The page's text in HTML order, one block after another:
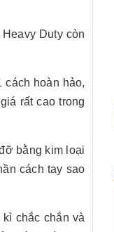
Duty còn
cách hoàn hảo,
rất cao trong
bằng kim loại
cách tay sao
chắc chắn và